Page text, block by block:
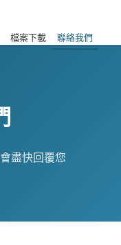
檔案下載 聯絡我們
盡快回覆您